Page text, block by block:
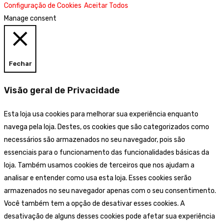
Configuração de Cookies Aceitar Todos
Manage consent
Fechar
Visão geral de Privacidade
Esta loja usa cookies para melhorar sua experiência enquanto
navega pela loja. Destes, os cookies que são categorizados como
necessários são armazenados no seu navegador, pois são
essenciais para o funcionamento das funcionalidades básicas da
loja. Também usamos cookies de terceiros que nos ajudam a
analisar e entender como usa esta loja. Esses cookies serão
armazenados no seu navegador apenas com o seu consentimento.
Você também tem a opção de desativar esses cookies. A
desativação de alguns desses cookies pode afetar sua experiência